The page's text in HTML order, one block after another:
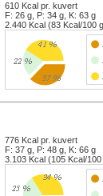
610 Kcal pr. kuvert
F: 26 g, P: 34 g, K: 63 g
2.440 Kcal (83 Kcal/100
776 Kcal pr. kuvert
F: 37 g, P: 48 g, K: 66 g
3.103 Kcal (105 Kcal/100